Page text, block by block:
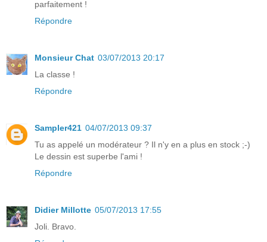
parfaitement !
Répondre
Monsieur Chat 03/07/2013 20:17
La classe !
Répondre
Sampler421 04/07/2013 09:37
Tu as appelé un modérateur ? Il n'y en a plus en stock ;-)
Le dessin est superbe l'ami !
Répondre
Didier Millotte 05/07/2013 17:55
Joli. Bravo.